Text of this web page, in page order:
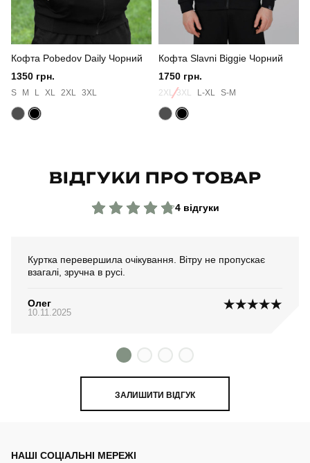
Сезон
Колір койот
Матеріал
Кофта Pobedov Daily Чорний
1350 грн.
S M L XL 2XL 3XL
Кофта Slavni Biggie Чорний
1750 грн.
2XL-3XL L-XL S-M
ВІДГУКИ ПРО ТОВАР
4 відгуки
Куртка перевершила очікування. Вітру не пропускає
взагалі, зручна в русі.
Олег
10.11.2025
ЗАЛИШИТИ ВІДГУК
НАШІ СОЦІАЛЬНІ МЕРЕЖІ